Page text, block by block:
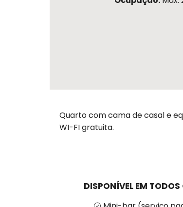
Quarto com cama de casal e
WI-FI gratuita.
DISPONÍVEL EM